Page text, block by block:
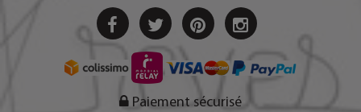
Paiement sécurisé